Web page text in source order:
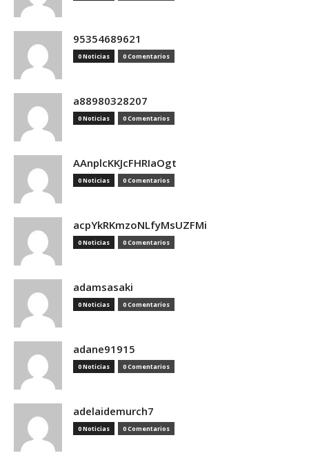
95354689621
0 Noticias 0 Comentarios
a88980328207
0 Noticias 0 Comentarios
AAnplcKKJcFHRIaOgt
0 Noticias 0 Comentarios
acpYkRKmzoNLfyMsUZFMi
0 Noticias 0 Comentarios
adamsasaki
0 Noticias 0 Comentarios
adane91915
0 Noticias 0 Comentarios
adelaidemurch7
0 Noticias 0 Comentarios